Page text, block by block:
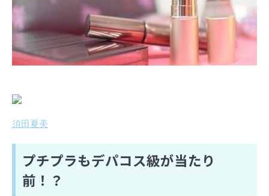
須田夏美
プチプラもデパコス級が当たり
前！？